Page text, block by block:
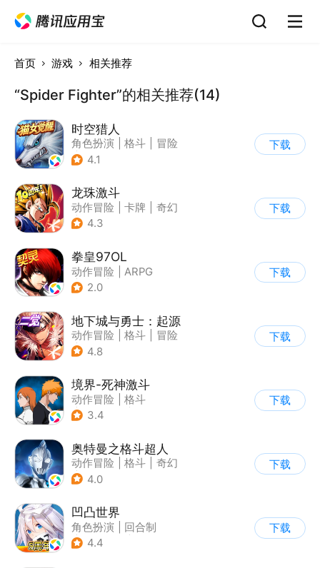
首页 游戏 相关推荐
“Spider Fighter”的相关推荐(14)
时空猎人
角色扮演 格斗
冒险
| 时空猎人
4.1
下载
龙珠激斗
动作冒险 卡牌
奇幻
| 龙珠
4.3
下载
拳皇97OL
动作冒险
ARPG
| 街机
2.0
下载
地下城与勇士：起源
动作冒险 格斗
冒险
| 地下城与勇士
4.8
下载
境界-死神激斗
动作冒险
格斗
| 动漫改编
3.4
下载
奥特曼之格斗超人
动作冒险 格斗
奇幻
| 奥特曼
4.0
下载
凹凸世界
角色扮演
回合制
| 动漫改编
4.4
下载